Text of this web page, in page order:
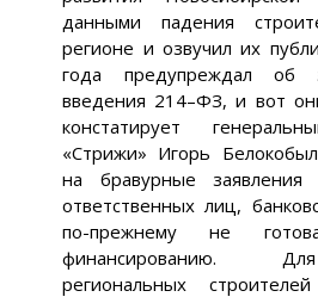
данными падения
регионе и озвучил их
года предупреждал об
введения 214–ФЗ, и вот
констатирует
«Стрижи» Игорь
на бравурные
ответственных лиц,
по-прежнему не
финансированию.
региональных